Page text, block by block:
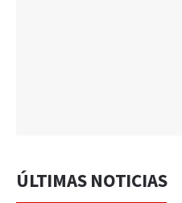
ÚLTIMAS NOTICIAS